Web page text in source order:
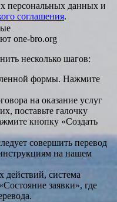
персональных данных и
соглашения.
one-bro.org
несколько шагов:
формы. Нажмите
на оказание услуг
поставьте галочку
кнопку «Создать
совершить перевод
на нашем
действий, система
заявки», где